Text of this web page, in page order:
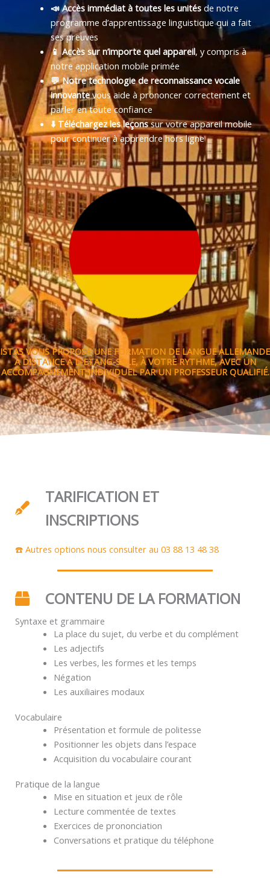
📣 Accès immédiat à toutes les unitésde notre
programme d’apprentissage linguistique qui a fait
ses preuves
📱 Accès sur n’importe quel appareil, y compris à
notre application mobile primée
💬 Notre technologie de reconnaissance vocale
innovantevous aide à prononcer correctement et
parler en toute confiance
⬇️ Téléchargez les leçonssur votre appareil mobile
pour continuer à apprendre hors ligne
ISTAS VOUS PROPOSE UNE FORMATION DE LANGUE ALLEMANDE
À DISTANCE À L-ETANG-SALE, À VOTRE RYTHME, AVEC UN
ACCOMPAGNEMENT INDIVIDUEL PAR UN PROFESSEUR QUALIFIÉ.
TARIFICATION ET
INSCRIPTIONS
☎️ Autres options nous consulter au 03 88 13 48 38
CONTENU DE LA FORMATION
Syntaxe et grammaire
La place du sujet, du verbe et du complément
Les adjectifs
Les verbes, les formes et les temps
Négation
Les auxiliaires modaux
Vocabulaire
Présentation et formule de politesse
Positionner les objets dans l’espace
Acquisition du vocabulaire courant
Pratique de la langue
Mise en situation et jeux de rôle
Lecture commentée de textes
Exercices de prononciation
Conversations et pratique du téléphone